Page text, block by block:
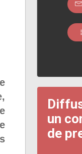
un
de